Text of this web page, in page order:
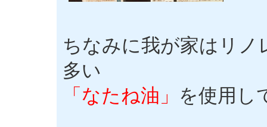
ちなみに我が家はリノ
多い
「なたね油」 を使用し